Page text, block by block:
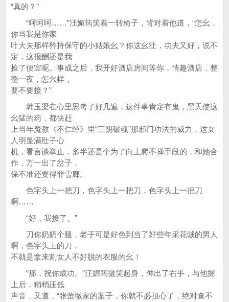
“真的？”
“呵呵呵……”汪媚筠笑着一转椅子，背对着他道，“怎幺，
你当我是你家
叶大夫那样矜持保守的小姑娘幺？你这幺壮，功夫又好，说不
定，这报酬还是我
捡了便宜呢。事成之后，我开好酒店房间等你，情趣酒店，整
整一夜，怎幺样，
要不要接？”
韩玉梁在心里思考了好几遍，这件事肯定有鬼，黑天使这
幺猛的药，都快赶
上当年魔教《不仁经》里“三阴破魂”那邪门功法的威力，这女
人明显满肚子心
机，看言谈举止，多半还是个为了向上爬不择手段的，和她合
作，万一出了岔子，
保不准还要得罪雪廊。
色字头上一把刀，色字头上一把刀，色字头上一把刀
啊……
“好，我接了。”
刀你奶奶个腿，老子可是好色到当了好些年采花贼的男人
啊，色字头上的刀，
不就是拿来割女人不好脱的衣服的幺！
“那，祝你成功。”汪媚筠微笑起身，伸出了右手，与他握
上后，稍稍压低
声音，又道，“张萤微家的案子，你就不必担心了，绝对查不